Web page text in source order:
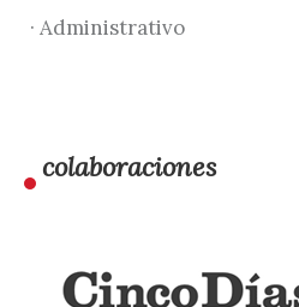
· Administrativo
colaboraciones